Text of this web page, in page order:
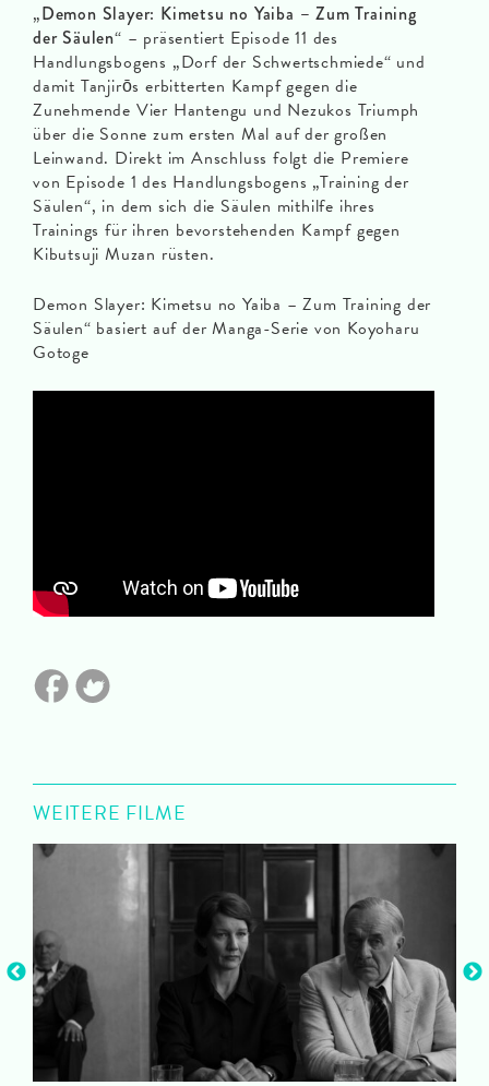
„Demon Slayer: Kimetsu no Yaiba – Zum Training
der Säulen“ – präsentiert Episode 11 des
Handlungsbogens „Dorf der Schwertschmiede“ und
damit Tanjirōs erbitterten Kampf gegen die
Zunehmende Vier Hantengu und Nezukos Triumph
über die Sonne zum ersten Mal auf der großen
Leinwand. Direkt im Anschluss folgt die Premiere
von Episode 1 des Handlungsbogens „Training der
Säulen“, in dem sich die Säulen mithilfe ihres
Trainings für ihren bevorstehenden Kampf gegen
Kibutsuji Muzan rüsten.
Demon Slayer: Kimetsu no Yaiba – Zum Training der
Säulen“ basiert auf der Manga-Serie von Koyoharu
Gotoge
WEITERE FILME